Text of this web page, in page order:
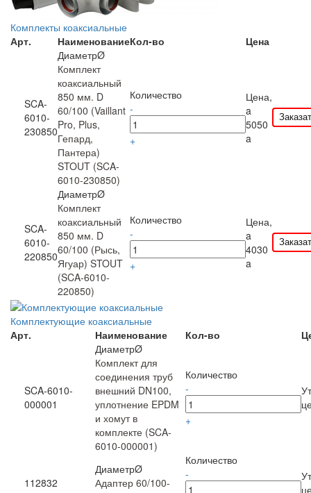
Комплекты коаксиальные
Арт.
НаименованиеКол-во Цена
SCA-
6010-
230850
ДиаметрØ
Комплект
коаксиальный
850 мм. D
60/100 (Vaillant
Pro, Plus,
Гепард,
Пантера)
STOUT (SCA-
6010-230850)
Количество
-
+
Цена,
a
5050
a
SCA-
6010-
220850
ДиаметрØ
Комплект
коаксиальный
850 мм. D
60/100 (Рысь,
Ягуар) STOUT
(SCA-6010-
220850)
Количество
-
+
Цена,
a
4030
a
Комплектующие коаксиальные
Арт.
Наименование Кол-во
SCA-6010-
000001
ДиаметрØ
Комплект для
соединения труб
внешний DN100,
уплотнение EPDM
и хомут в
комплекте (SCA-
6010-000001)
Количество
-
+
112832
ДиаметрØ
Адаптер 60/100-
Количество
-